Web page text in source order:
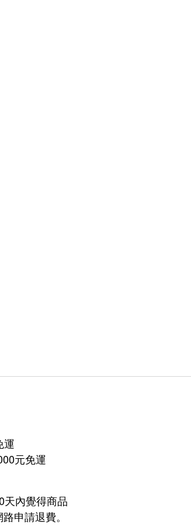
運
元免運
天內覺得商品
申請退費。